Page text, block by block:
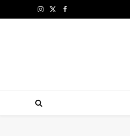
فيسبوك
X
الانستغرام